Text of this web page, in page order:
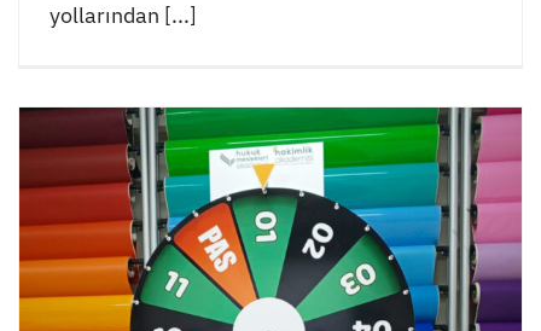
yollarından [...]